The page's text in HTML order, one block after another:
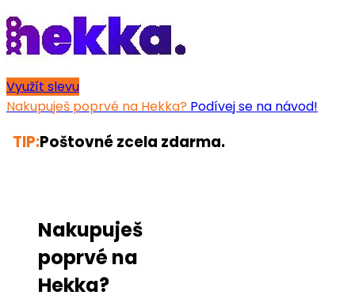
Využít slevu
Nakupuješ poprvé na Hekka? Podívej se na návod!
TIP:Poštovné zcela zdarma.
Nakupuješ
poprvé na
Hekka?